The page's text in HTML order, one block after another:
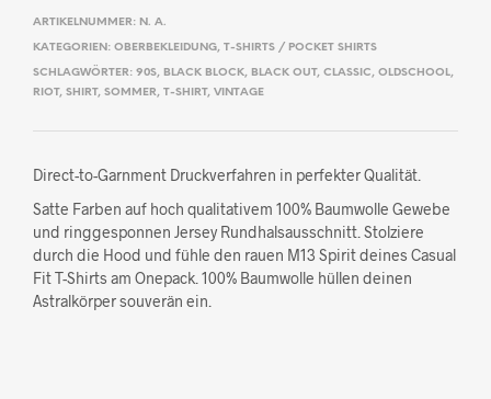
ARTIKELNUMMER: N. A.
KATEGORIEN: OBERBEKLEIDUNG, T-SHIRTS / POCKET SHIRTS
SCHLAGWÖRTER: 90S, BLACK BLOCK, BLACK OUT, CLASSIC, OLDSCHOOL,
RIOT, SHIRT, SOMMER, T-SHIRT, VINTAGE
Direct-to-Garnment Druckverfahren in perfekter Qualität.
Satte Farben auf hoch qualitativem 100% Baumwolle Gewebe
und ringgesponnen Jersey Rundhalsausschnitt. Stolziere
durch die Hood und fühle den rauen M13 Spirit deines Casual
Fit T-Shirts am Onepack. 100% Baumwolle hüllen deinen
Astralkörper souverän ein.